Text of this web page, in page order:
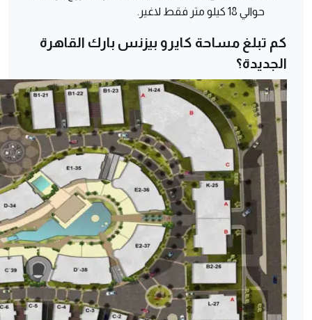
حوالي 18 كيلو متر فقط لاغير.
كم تبلغ مساحة كايرو بيزنس بارك القاهرة
الجديدة؟